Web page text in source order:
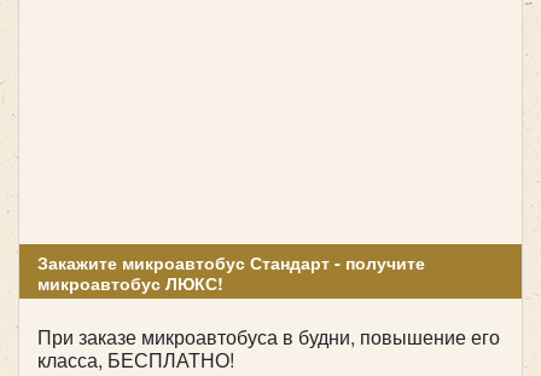
Закажите микроавтобус Стандарт - получите
микроавтобус ЛЮКС!
При заказе микроавтобуса в будни, повышение его
класса, БЕСПЛАТНО!